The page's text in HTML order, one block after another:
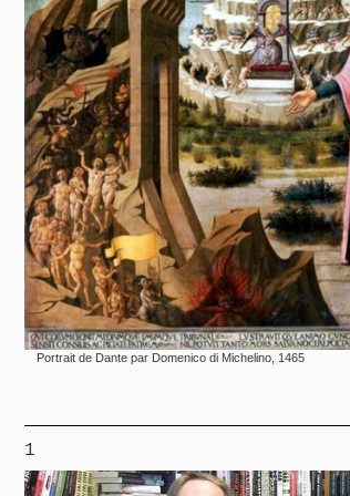
Portrait de Dante par Domenico di Michelino, 1465
1